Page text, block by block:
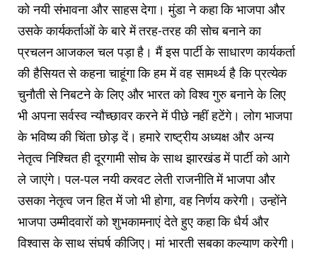
को नयी संभावना और साहस देगा। मुंडा ने कहा कि भाजपा और
उसके कार्यकर्ताओं के बारे में तरह-तरह की सोच बनाने का
प्रचलन आजकल चल पड़ा है। मैं इस पार्टी के साधारण कार्यकर्ता
की हैसियत से कहना चाहूंगा कि हम में वह सामर्थ्य है कि प्रत्येक
चुनौती से निबटने के लिए और भारत को विश्व गुरु बनाने के लिए
भी अपना सर्वस्व न्यौच्छावर करने में पीछे नहीं हटेंगे। लोग भाजपा
के भविष्य की चिंता छोड़ दें। हमारे राष्ट्रीय अध्यक्ष और अन्य
नेतृत्व निश्चित ही दूरगामी सोच के साथ झारखंड में पार्टी को आगे
ले जाएंगे। पल-पल नयी करवट लेती राजनीति में भाजपा और
उसका नेतृत्व जन हित में जो भी होगा, वह निर्णय करेगी। उन्होंने
भाजपा उम्मीदवारों को शुभकामनाएं देते हुए कहा कि धैर्य और
विश्वास के साथ संघर्ष कीजिए। मां भारती सबका कल्याण करेगी।